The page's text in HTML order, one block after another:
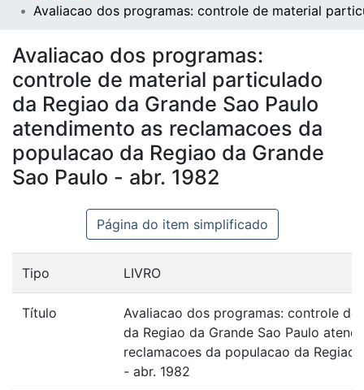
Repositório
Doações/Aquisições
Fale Conosco
Avaliacao dos programas: controle de material
Avaliacao dos programas:
controle de material particulado
da Regiao da Grande Sao Paulo
atendimento as reclamacoes da
populacao da Regiao da Grande
Sao Paulo - abr. 1982
Página do item simplificado
Tipo LIVRO
Título
Avaliacao dos programas: controle
da Regiao da Grande Sao Paulo
reclamacoes da populacao da Regiao
- abr. 1982